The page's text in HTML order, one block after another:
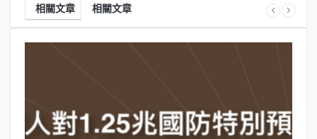
相關文章 相關文章